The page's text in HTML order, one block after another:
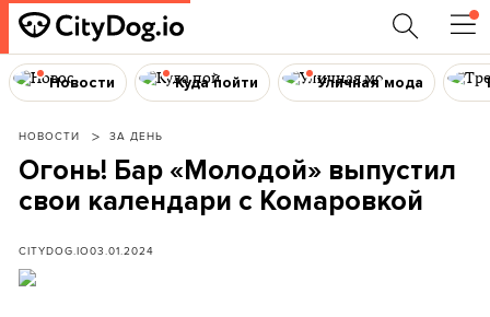
Новости Куда пойти Уличная мода
НОВОСТИ ЗА ДЕНЬ
Огонь! Бар «Молодой» выпустил
свои календари с Комаровкой
CITYDOG.IO03.01.2024